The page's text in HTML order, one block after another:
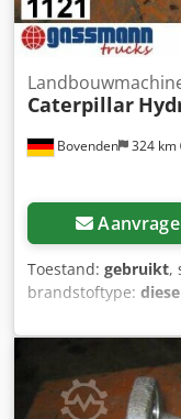
Bovenden 324 km
Caterpillar
Toestand: gebruikt,
brandstoftype:
Opbouw:
ACCESSOIRES
verkoop en
Sof